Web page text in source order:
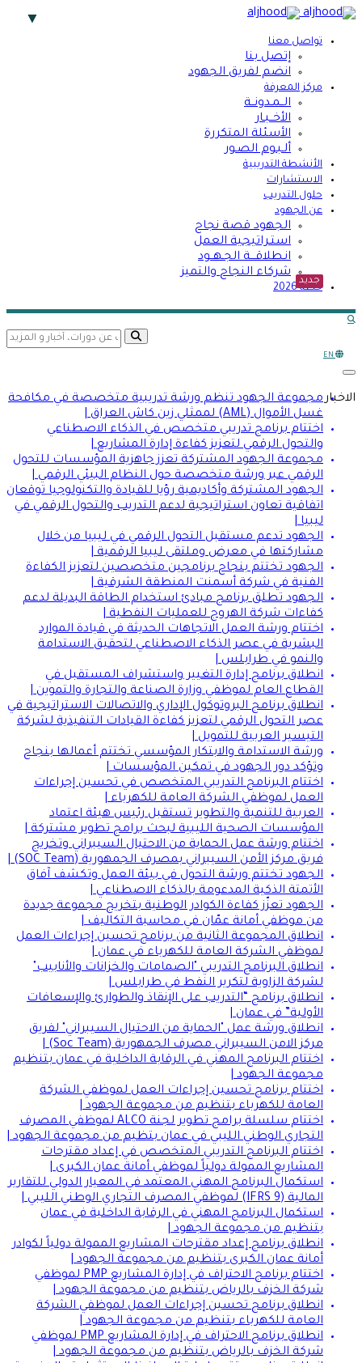
تواصل معنا
إتصل بنا
انضم لفريق الجهود
مركز المعرفة
الــمـدونــة
الأخــبـار
الأسئلة المتكررة
ألـبـوم الصـور
الأنشطة التدريبية
الاستشارات
حلول التدريب
عن الجهود
الجهود قصة نجاح
استـراتيجية العمل
انـطلاقـــة الجـهــود
شركاء النجاح والتميز
جديد
خطة 2026
search opener
EN
Toggle navigation
الاخبارمجموعة الجهود تنظم ورشة تدريبية متخصصة في مكافحة
غسل الأموال (AML) لممثلي زين كاش العراق |
اختتام برنامج تدريبي متخصص في الذكاء الاصطناعي
والتحول الرقمي لتعزيز كفاءة إدارة المشاريع |
مجموعة الجهود المشتركة تعزز جاهزية المؤسسات للتحول
الرقمي عبر ورشة متخصصة حول النظام البيئي الرقمي |
الجهود المشتركة وأكاديمية رؤيا للقيادة والتكنولوجيا توقعان
اتفاقية تعاون استراتيجية لدعم التدريب والتحول الرقمي في
ليبيا |
الجهود تدعم مستقبل التحول الرقمي في ليبيا من خلال
مشاركتها في معرض وملتقى ليبيا الرقمية |
الجهود تختتم بنجاح برنامجين متخصصين لتعزيز الكفاءة
الفنية في شركة أسمنت المنطقة الشرقية |
الجهود تطلق برنامج مبادئ استخدام الطاقة البديلة لدعم
كفاءات شركة الهروج للعمليات النفطية |
اختتام ورشة العمل الاتجاهات الحديثة في قيادة الموارد
البشرية في عصر الذكاء الاصطناعي لتحقيق الاستدامة
والنمو في طرابلس |
انطلاق برنامج إدارة التغيير واستشراف المستقبل في
القطاع العام لموظفي وزارة الصناعة والتجارة والتموين |
انطلاق برنامج البروتوكول الإداري والاتصالات الاستراتيجية في
عصر التحول الرقمي لتعزيز كفاءة القيادات التنفيذية لشركة
التيسير العربية للتمويل |
ورشة الاستدامة والابتكار المؤسسي تختتم أعمالها بنجاح
وتؤكد دور الجهود في تمكين المؤسسات |
اختتام البرنامج التدريبي المتخصص في تحسين إجراءات
العمل لموظفي الشركة العامة للكهرباء |
العربية للتنمية والتطوير تستقبل رئيس هيئة اعتماد
المؤسسات الصحية الليبية لبحث برامج تطوير مشتركة |
اختتام ورشة عمل الحماية من الاحتيال السيبراني وتخريج
فريق مركز الأمن السيبراني بمصرف الجمهورية (SOC Team) |
الجهود تختتم ورشة التحول في بيئة العمل وتكشف آفاق
الأتمتة الذكية المدعومة بالذكاء الاصطناعي |
الجهود تعزّز كفاءة الكوادر الوطنية بتخريج مجموعة جديدة
من موظفي أمانة عمّان في محاسبة التكاليف |
انطلاق المجموعة الثانية من برنامج تحسين إجراءات العمل
لموظفي الشركة العامة للكهرباء في عمان |
انطلاق البرنامج التدريبي "الصمامات والخزانات والأنابيب"
لشركة الزاوية لتكرير النفط في طرابلس |
انطلاق برنامج “التدريب على الإنقاذ والطوارئ والإسعافات
الأولية” في عمان |
انطلاق ورشة عمل "الحماية من الاحتيال السيبراني" لفريق
مركز الامن السيبراني مصرف الجمهورية (Soc Team) |
اختتام البرنامج المهني في الرقابة الداخلية في عمان بتنظيم
مجموعة الجهود |
اختتام برنامج تحسين إجراءات العمل لموظفي الشركة
العامة للكهرباء بتنظيم من مجموعة الجهود |
اختتام سلسلة برامج تطوير لجنة ALCO لموظفي المصرف
التجاري الوطني الليبي في عمان بتظيم من مجموعة الجهود |
اختتام البرنامج التدريبي المتخصص في إعداد مقترحات
المشاريع الممولة دولياً لموظفي أمانة عمان الكبرى |
استكمال البرنامج المهني المعتمد في المعيار الدولي للتقارير
المالية (IFRS 9) لموظفي المصرف التجاري الوطني الليبي |
استكمال البرنامج المهني في الرقابة الداخلية في عمان
بتنظيم من مجموعة الجهود |
انطلاق برنامج إعداد مقترحات المشاريع الممولة دولياً لكوادر
أمانة عمان الكبرى بتنظيم من مجموعة الجهود |
اختتام برنامج الاحتراف في إدارة المشاريع PMP لموظفي
شركة الخزف بالرياض بتنظيم من مجموعة الجهود |
انطلاق برنامج تحسين إجراءات العمل لموظفي الشركة
العامة للكهرباء بتنظيم من مجموعة الجهود |
انطلاق برنامج الاحتراف في إدارة المشاريع PMP لموظفي
شركة الخزف بالرياض بتنظيم من مجموعة الجهود |